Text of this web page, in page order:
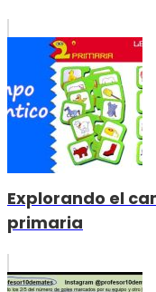
Explorando el
primaria